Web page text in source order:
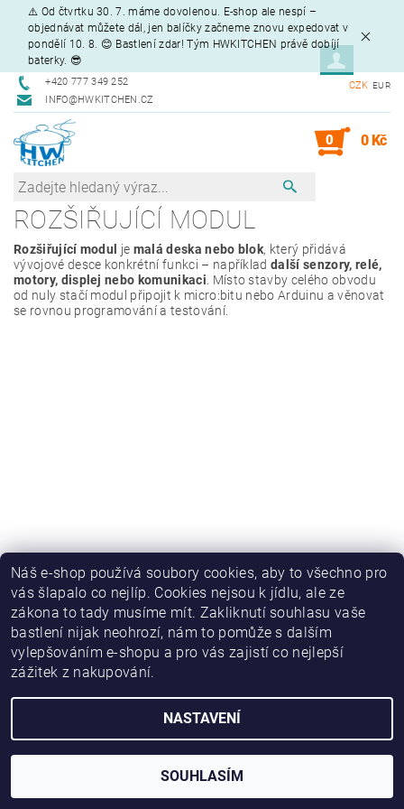
⚠️ Od čtvrtku 30. 7. máme dovolenou. E-shop ale nespí –
objednávat můžete dál, jen balíčky začneme znovu expedovat v
pondělí 10. 8. 😊 Bastlení zdar! Tým HWKITCHEN právě dobíjí
baterky. 😎
+420 777 349 252
INFO@HWKITCHEN.CZ
CZK EUR
0 0 Kč
ROZŠIŘUJÍCÍ MODUL
Rozšiřující modul je malá deska nebo blok, který přidává
vývojové desce konkrétní funkci – napříkladdalší senzory, relé,
motory, displej nebo komunikaci. Místo stavby celého obvodu
od nuly stačí modul připojit k micro:bitu nebo Arduinu a věnovat
se rovnou programování a testování.
2026 © HWKITCHEN, všechna práva vyhrazena
Vytvořil Shoptet
Náš e-shop používá soubory cookies, aby to všechno pro
vás šlapalo co nejlíp. Cookies nejsou k jídlu, ale ze
zákona to tady musíme mít. Zakliknutí souhlasu vaše
bastlení nijak neohrozí, nám to pomůže s dalším
vylepšováním e-shopu a pro vás zajistí co nejlepší
zážitek z nakupování.
NASTAVENÍ
SOUHLASÍM